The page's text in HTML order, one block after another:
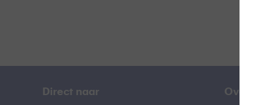
Direct naar Over